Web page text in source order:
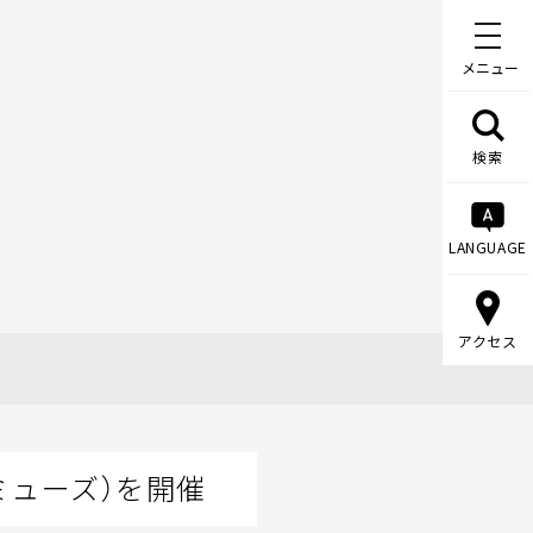
メニュー
検索
LANGUAGE
アクセス
ーズ）を開催